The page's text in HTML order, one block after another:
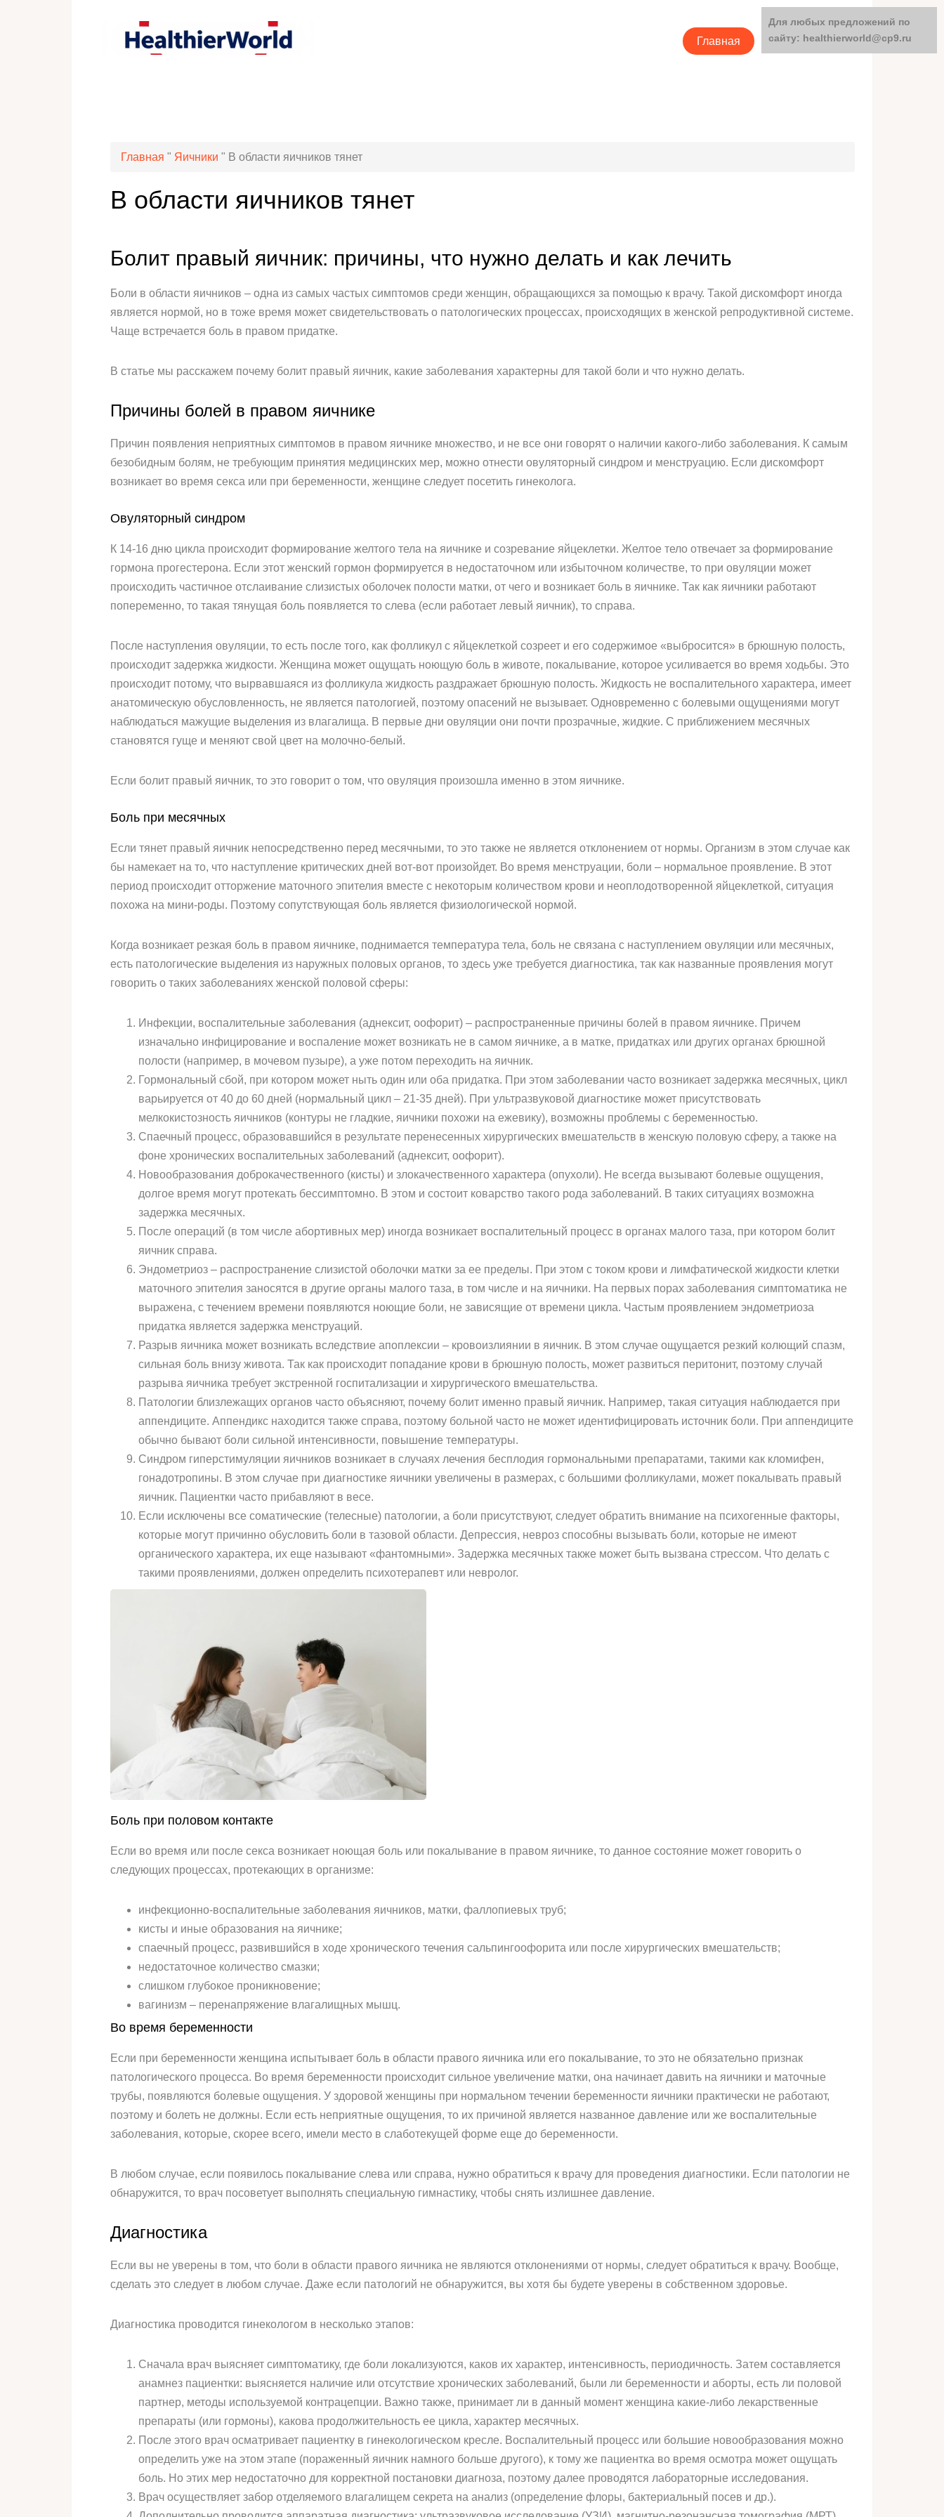
Главная Категории
Главная " Яичники " В области яичников тянет
В области яичников тянет
Болит правый яичник: причины, что нужно делать и как лечить
Боли в области яичников – одна из самых частых симптомов среди женщин, обращающихся за помощью к врачу. Такой дискомфорт иногда
является нормой, но в тоже время может свидетельствовать о патологических процессах, происходящих в женской репродуктивной системе.
Чаще встречается боль в правом придатке.
В статье мы расскажем почему болит правый яичник, какие заболевания характерны для такой боли и что нужно делать.
Причины болей в правом яичнике
Причин появления неприятных симптомов в правом яичнике множество, и не все они говорят о наличии какого-либо заболевания. К самым
безобидным болям, не требующим принятия медицинских мер, можно отнести овуляторный синдром и менструацию. Если дискомфорт
возникает во время секса или при беременности, женщине следует посетить гинеколога.
Овуляторный синдром
К 14-16 дню цикла происходит формирование желтого тела на яичнике и созревание яйцеклетки. Желтое тело отвечает за формирование
гормона прогестерона. Если этот женский гормон формируется в недостаточном или избыточном количестве, то при овуляции может
происходить частичное отслаивание слизистых оболочек полости матки, от чего и возникает боль в яичнике. Так как яичники работают
попеременно, то такая тянущая боль появляется то слева (если работает левый яичник), то справа.
После наступления овуляции, то есть после того, как фолликул с яйцеклеткой созреет и его содержимое «выбросится» в брюшную полость,
происходит задержка жидкости. Женщина может ощущать ноющую боль в животе, покалывание, которое усиливается во время ходьбы. Это
происходит потому, что вырвавшаяся из фолликула жидкость раздражает брюшную полость. Жидкость не воспалительного характера, имеет
анатомическую обусловленность, не является патологией, поэтому опасений не вызывает. Одновременно с болевыми ощущениями могут
наблюдаться мажущие выделения из влагалища. В первые дни овуляции они почти прозрачные, жидкие. С приближением месячных
становятся гуще и меняют свой цвет на молочно-белый.
Если болит правый яичник, то это говорит о том, что овуляция произошла именно в этом яичнике.
Боль при месячных
Если тянет правый яичник непосредственно перед месячными, то это также не является отклонением от нормы. Организм в этом случае как
бы намекает на то, что наступление критических дней вот-вот произойдет. Во время менструации, боли – нормальное проявление. В этот
период происходит отторжение маточного эпителия вместе с некоторым количеством крови и неоплодотворенной яйцеклеткой, ситуация
похожа на мини-роды. Поэтому сопутствующая боль является физиологической нормой.
Когда возникает резкая боль в правом яичнике, поднимается температура тела, боль не связана с наступлением овуляции или месячных,
есть патологические выделения из наружных половых органов, то здесь уже требуется диагностика, так как названные проявления могут
говорить о таких заболеваниях женской половой сферы:
Инфекции, воспалительные заболевания (аднексит, оофорит) – распространенные причины болей в правом яичнике. Причем
изначально инфицирование и воспаление может возникать не в самом яичнике, а в матке, придатках или других органах брюшной
полости (например, в мочевом пузыре), а уже потом переходить на яичник.
Гормональный сбой, при котором может ныть один или оба придатка. При этом заболевании часто возникает задержка месячных, цикл
варьируется от 40 до 60 дней (нормальный цикл – 21-35 дней). При ультразвуковой диагностике может присутствовать
мелкокистозность яичников (контуры не гладкие, яичники похожи на ежевику), возможны проблемы с беременностью.
Спаечный процесс, образовавшийся в результате перенесенных хирургических вмешательств в женскую половую сферу, а также на
фоне хронических воспалительных заболеваний (аднексит, оофорит).
Новообразования доброкачественного (кисты) и злокачественного характера (опухоли). Не всегда вызывают болевые ощущения,
долгое время могут протекать бессимптомно. В этом и состоит коварство такого рода заболеваний. В таких ситуациях возможна
задержка месячных.
После операций (в том числе абортивных мер) иногда возникает воспалительный процесс в органах малого таза, при котором болит
яичник справа.
Эндометриоз – распространение слизистой оболочки матки за ее пределы. При этом с током крови и лимфатической жидкости клетки
маточного эпителия заносятся в другие органы малого таза, в том числе и на яичники. На первых порах заболевания симптоматика не
выражена, с течением времени появляются ноющие боли, не зависящие от времени цикла. Частым проявлением эндометриоза
придатка является задержка менструаций.
Разрыв яичника может возникать вследствие апоплексии – кровоизлиянии в яичник. В этом случае ощущается резкий колющий спазм,
сильная боль внизу живота. Так как происходит попадание крови в брюшную полость, может развиться перитонит, поэтому случай
разрыва яичника требует экстренной госпитализации и хирургического вмешательства.
Патологии близлежащих органов часто объясняют, почему болит именно правый яичник. Например, такая ситуация наблюдается при
аппендиците. Аппендикс находится также справа, поэтому больной часто не может идентифицировать источник боли. При аппендиците
обычно бывают боли сильной интенсивности, повышение температуры.
Синдром гиперстимуляции яичников возникает в случаях лечения бесплодия гормональными препаратами, такими как кломифен,
гонадотропины. В этом случае при диагностике яичники увеличены в размерах, с большими фолликулами, может покалывать правый
яичник. Пациентки часто прибавляют в весе.
Если исключены все соматические (телесные) патологии, а боли присутствуют, следует обратить внимание на психогенные факторы,
которые могут причинно обусловить боли в тазовой области. Депрессия, невроз способны вызывать боли, которые не имеют
органического характера, их еще называют «фантомными». Задержка месячных также может быть вызвана стрессом. Что делать с
такими проявлениями, должен определить психотерапевт или невролог.
Боль при половом контакте
Если во время или после секса возникает ноющая боль или покалывание в правом яичнике, то данное состояние может говорить о
следующих процессах, протекающих в организме:
инфекционно-воспалительные заболевания яичников, матки, фаллопиевых труб;
кисты и иные образования на яичнике;
спаечный процесс, развившийся в ходе хронического течения сальпингоофорита или после хирургических вмешательств;
недостаточное количество смазки;
слишком глубокое проникновение;
вагинизм – перенапряжение влагалищных мышц.
Во время беременности
Если при беременности женщина испытывает боль в области правого яичника или его покалывание, то это не обязательно признак
патологического процесса. Во время беременности происходит сильное увеличение матки, она начинает давить на яичники и маточные
трубы, появляются болевые ощущения. У здоровой женщины при нормальном течении беременности яичники практически не работают,
поэтому и болеть не должны. Если есть неприятные ощущения, то их причиной является названное давление или же воспалительные
заболевания, которые, скорее всего, имели место в слаботекущей форме еще до беременности.
В любом случае, если появилось покалывание слева или справа, нужно обратиться к врачу для проведения диагностики. Если патологии не
обнаружится, то врач посоветует выполнять специальную гимнастику, чтобы снять излишнее давление.
Диагностика
Если вы не уверены в том, что боли в области правого яичника не являются отклонениями от нормы, следует обратиться к врачу. Вообще,
сделать это следует в любом случае. Даже если патологий не обнаружится, вы хотя бы будете уверены в собственном здоровье.
Диагностика проводится гинекологом в несколько этапов:
Сначала врач выясняет симптоматику, где боли локализуются, каков их характер, интенсивность, периодичность. Затем составляется
анамнез пациентки: выясняется наличие или отсутствие хронических заболеваний, были ли беременности и аборты, есть ли половой
партнер, методы используемой контрацепции. Важно также, принимает ли в данный момент женщина какие-либо лекарственные
препараты (или гормоны), какова продолжительность ее цикла, характер месячных.
После этого врач осматривает пациентку в гинекологическом кресле. Воспалительный процесс или большие новообразования можно
определить уже на этом этапе (пораженный яичник намного больше другого), к тому же пациентка во время осмотра может ощущать
боль. Но этих мер недостаточно для корректной постановки диагноза, поэтому далее проводятся лабораторные исследования.
Врач осуществляет забор отделяемого влагалищем секрета на анализ (определение флоры, бактериальный посев и др.).
Для любых предложений по
сайту: healthierworld@cp9.ru